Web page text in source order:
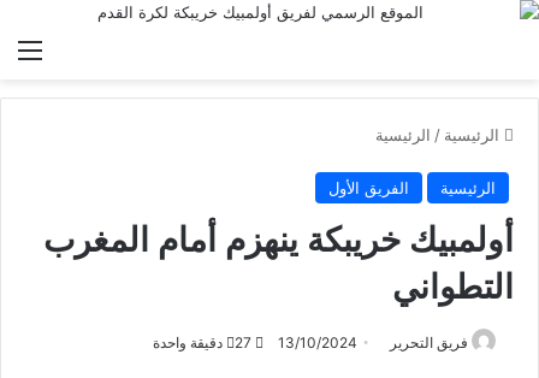
الرئيسية / الرئيسية
الرئيسية الفريق الأول
أولمبيك خريبكة ينهزم أمام المغرب
التطواني
فريق التحرير 13/10/2024 دقيقة واحدة